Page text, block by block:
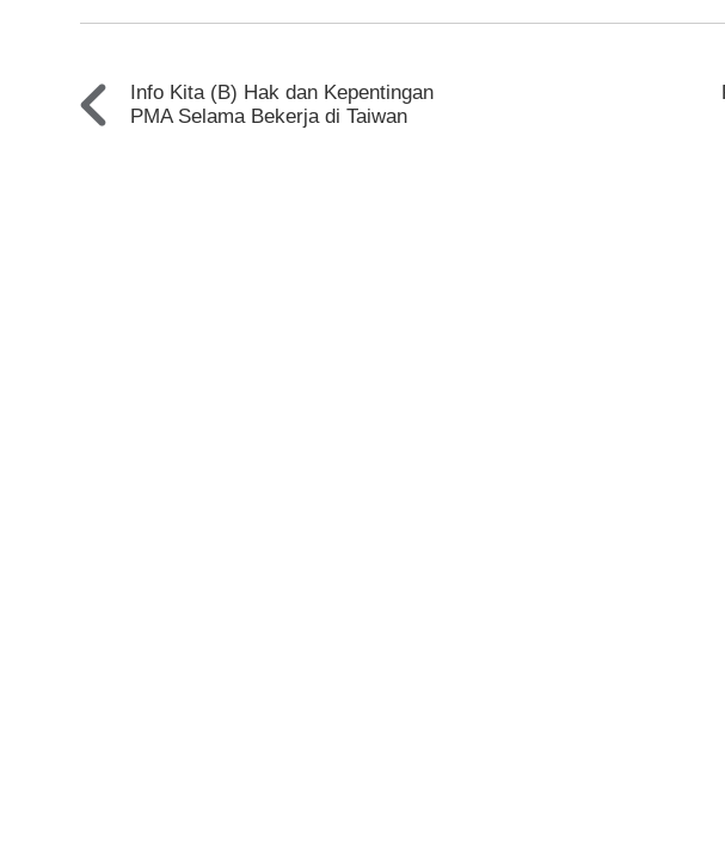
Info Kita (B) Hak dan Kepentingan
PMA Selama Bekerja di Taiwan